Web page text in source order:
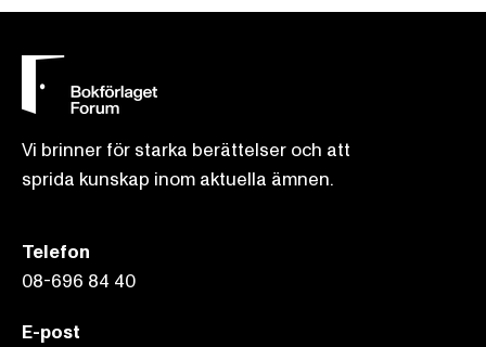
Vi brinner för starka berättelser och att
sprida kunskap inom aktuella ämnen.
Telefon
08-696 84 40
E-post